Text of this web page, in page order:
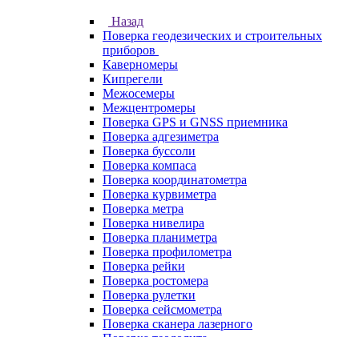
Назад
Поверка геодезических и строительных
приборов
Каверномеры
Кипрегели
Межосемеры
Межцентромеры
Поверка GPS и GNSS приемника
Поверка адгезиметра
Поверка буссоли
Поверка компаса
Поверка координатометра
Поверка курвиметра
Поверка метра
Поверка нивелира
Поверка планиметра
Поверка профилометра
Поверка рейки
Поверка ростомера
Поверка рулетки
Поверка сейсмометра
Поверка сканера лазерного